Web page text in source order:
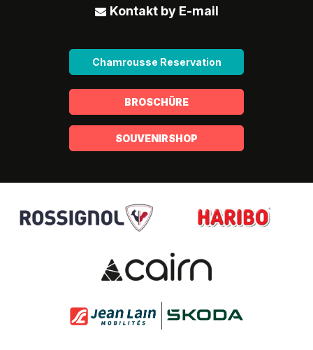
Kontakt by E-mail
Chamrousse Reservation
BROSCHÜRE
SOUVENIRSHOP